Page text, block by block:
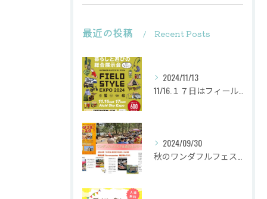
最近の投稿 Recent Posts
2024/11/13
11/16.１７日はフィールドスタイルに出店致します
2024/09/30
秋のワンダフルフェスタ